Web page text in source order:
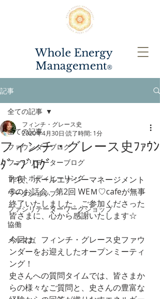
Whole Energy
Management®️
記事
全ての記事
ファウンダーブログ
ファシリテーターブログ
ライトボディヒーリング
ワークショップ
ファシリテーターワークショップ
協働
メルマガ
全ての記事
フィンチ・グレース史ﾌｧｳﾝ
ﾀﾞｰﾌﾞﾛｸﾞ
フィンチ・グレース史
2020年4月30日 読了時間: 1分
昨夜、ホールエナジーマネージメント
®のお話会、第2回 WEＭ♡cafeが無事
終了いたしました。ご参加くださった
皆さまに、心から感謝いたします☆
今回は、フィンチ・グレース史ファウ
ンダーをお迎えしたオープンミーティ
ング！
史さんへの質問タイムでは、皆さまか
らの様々なご質問と、史さんの豊富な